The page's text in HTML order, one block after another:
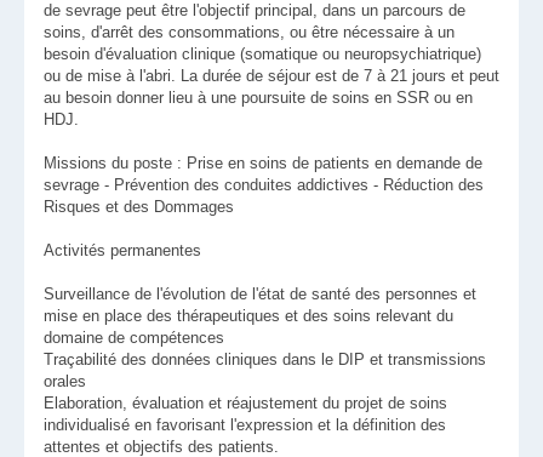
de sevrage peut être l'objectif principal, dans un parcours de
soins, d'arrêt des consommations, ou être nécessaire à un
besoin d'évaluation clinique (somatique ou neuropsychiatrique)
ou de mise à l'abri. La durée de séjour est de 7 à 21 jours et peut
au besoin donner lieu à une poursuite de soins en SSR ou en
HDJ.
Missions du poste : Prise en soins de patients en demande de
sevrage - Prévention des conduites addictives - Réduction des
Risques et des Dommages
Activités permanentes
Surveillance de l'évolution de l'état de santé des personnes et
mise en place des thérapeutiques et des soins relevant du
domaine de compétences
Traçabilité des données cliniques dans le DIP et transmissions
orales
Elaboration, évaluation et réajustement du projet de soins
individualisé en favorisant l'expression et la définition des
attentes et objectifs des patients.